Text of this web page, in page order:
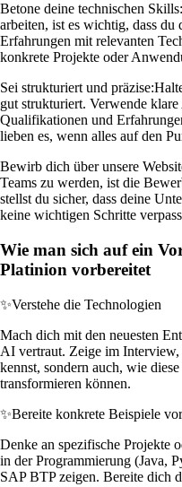
Betone deine technischen Skills:
arbeiten, ist es wichtig, dass du
Erfahrungen mit relevanten
konkrete Projekte oder
Sei strukturiert und präzise:
gut strukturiert. Verwende
Qualifikationen und
lieben es, wenn alles auf den
Bewirb dich über unsere
Teams zu werden, ist die
stellst du sicher, dass deine
keine wichtigen Schritte
Wie man sich auf ein
Platinion vorbereitet
✨Verstehe die Technologien
Mach dich mit den neuesten
AI vertraut. Zeige im
kennst, sondern auch, wie
transformieren können.
✨Bereite konkrete Beispiele vor
Denke an spezifische Projekte
in der Programmierung (Java,
SAP BTP zeigen. Bereite dich